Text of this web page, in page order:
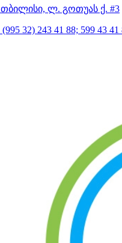
თბილისი, ლ. გოთუას ქ. #3
(995 32) 243 41 88; 599 43 41